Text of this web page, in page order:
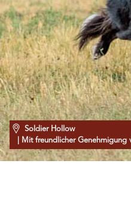
Soldier Hollow
| Mit freundlicher Genehmigung